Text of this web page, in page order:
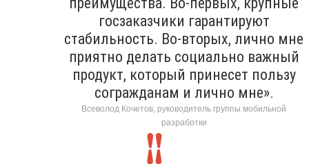
госзаказчики гарантируют
стабильность. Во-вторых, лично мне
приятно делать социально важный
продукт, который принесет пользу
согражданам и лично мне».
Всеволод Кочетов, руководитель группы мобильной
разработки